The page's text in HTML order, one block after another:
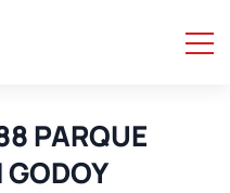
PARQUE